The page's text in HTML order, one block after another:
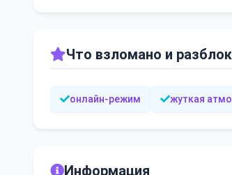
Что взломано и
онлайн-режим жуткая
Информация